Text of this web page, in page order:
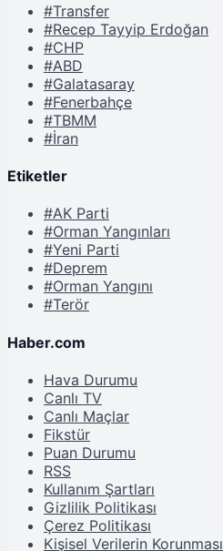
#Transfer
#Recep Tayyip Erdoğan
#CHP
#ABD
#Galatasaray
#Fenerbahçe
#TBMM
#İran
Etiketler
#AK Parti
#Orman Yangınları
#Yeni Parti
#Deprem
#Orman Yangını
#Terör
Haber.com
Hava Durumu
Canlı TV
Canlı Maçlar
Fikstür
Puan Durumu
RSS
Kullanım Şartları
Gizlilik Politikası
Çerez Politikası
Kişisel Verilerin Korunması